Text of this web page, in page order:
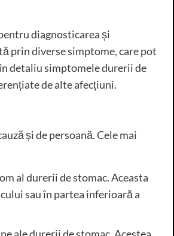
diagnosticarea și
prin diverse simptome, care pot
detaliu simptomele durerii de
de alte afecțiuni.
și de persoană. Cele mai
al durerii de stomac. Aceasta
sau în partea inferioară a